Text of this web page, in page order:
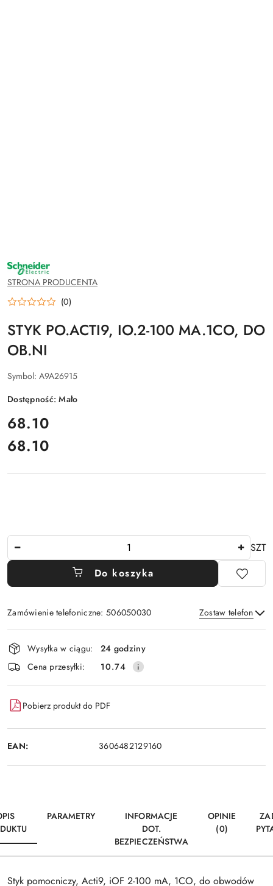
NAZWA
PRODUCENTA:
SCHNEIDER
ELECTRIC
STRONA PRODUCENTA
(0)
STYK PO.ACTI9, IO.2-100 MA.1CO, DO
OB.NI
Symbol: A9A26915
Dostępność:Mało
cena:
68.10
Cena:
68.10
SZT
Do koszyka
Zamówienie telefoniczne: 506050030 Zostaw telefon
Wyślij
Dostępność
i
dostawa
Wysyłka w ciągu:
24 godziny
Cena przesyłki:
10.74
Pobierz produkt do PDF
EAN: 3606482129160
PARAMETRY
INFORMACJE
DOT.
BEZPIECZEŃSTWA
OPINIE
(0)
Styk pomocniczy, Acti9, iOF 2-100 mA, 1CO, do obwodów